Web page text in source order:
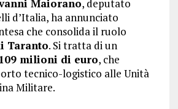
Maiorano, deputato
d’Italia, ha annunciato
che consolida il ruolo
Taranto. Si tratta di un
109 milioni di euro, che
tecnico-logistico alle Unità
Militare.